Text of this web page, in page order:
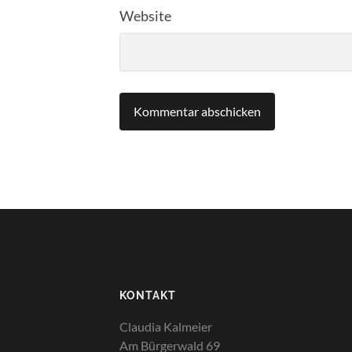
Website
KONTAKT
Claudia Kalmeier
Am Bürgerwald 69